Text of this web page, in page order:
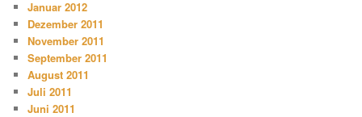
Januar 2012
Dezember 2011
November 2011
September 2011
August 2011
Juli 2011
Juni 2011